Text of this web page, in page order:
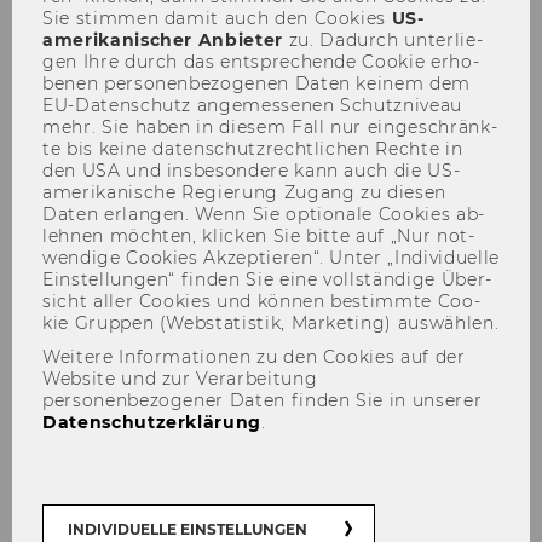
März | Rest­plät­ze Sprach­kur­se | Wind­
hag Sti­pen­di­um Nie­der­ös­ter­reich |
Chill-​Out Area neu
Auf­nah­me­ver­fah­ren für das
Stu­di­en­jahr 2025/26
Sie stim­men damit auch den Coo­kies US-​
amerikanischer An­bie­ter zu. Da­durch un­ter­lie­
gen Ihre durch das ent­spre­chen­de Coo­kie er­ho­
be­nen per­so­nen­be­zo­ge­nen Daten kei­nem dem
EU-​Datenschutz an­ge­mes­se­nen Schutz­ni­veau
mehr. Sie haben in die­sem Fall nur ein­ge­schränk­
te bis keine da­ten­schutz­recht­li­chen Rech­te in
den USA und ins­be­son­de­re kann auch die US-​
amerikanische Re­gie­rung Zu­gang zu die­sen
Daten er­lan­gen. Wenn Sie op­tio­na­le Coo­kies ab­
leh­nen möch­ten, kli­cken Sie bitte auf „Nur not­
wen­di­ge Coo­kies Ak­zep­tie­ren“. Unter „In­di­vi­du­el­le
Ein­stel­lun­gen“ fin­den Sie eine voll­stän­di­ge Über­
sicht aller Coo­kies und kön­nen be­stimm­te Coo­
kie Grup­pen (Web­sta­tis­tik, Mar­ke­ting) aus­wäh­len.
Weitere Informationen zu den Cookies auf der
Website und zur Verarbeitung
personenbezogener Daten finden Sie in unserer
Datenschutzerklärung.
INDIVIDUELLE EINSTELLUNGEN